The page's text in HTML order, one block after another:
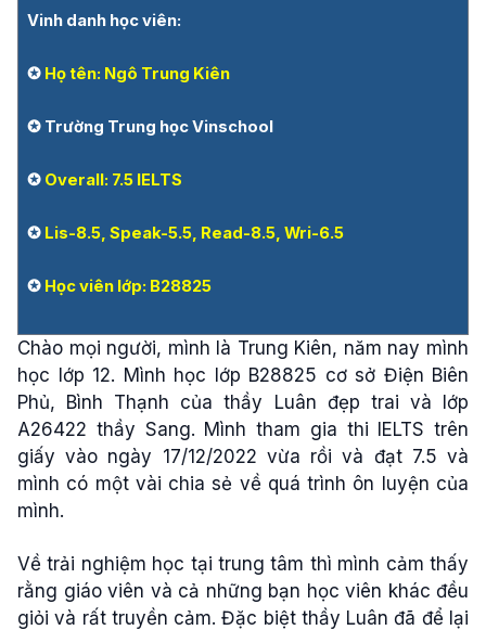
Vinh danh học viên:
✪ Họ tên: Ngô Trung Kiên
✪ Trường Trung học Vinschool
✪ Overall: 7.5 IELTS
✪ Lis-8.5, Speak-5.5, Read-8.5, Wri-6.5
✪ Học viên lớp: B28825
Chào mọi người, mình là Trung Kiên, năm nay mình
học lớp 12. Mình học lớp B28825 cơ sở Điện Biên
Phủ, Bình Thạnh của thầy Luân đẹp trai và lớp
A26422 thầy Sang. Mình tham gia thi IELTS trên
giấy vào ngày 17/12/2022 vừa rồi và đạt 7.5 và
mình có một vài chia sẻ về quá trình ôn luyện của
mình.
Về trải nghiệm học tại trung tâm thì mình cảm thấy
rằng giáo viên và cả những bạn học viên khác đều
giỏi và rất truyền cảm. Đặc biệt thầy Luân đã để lại